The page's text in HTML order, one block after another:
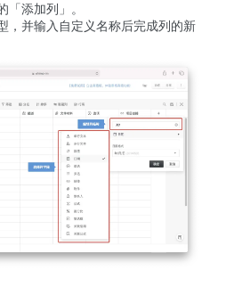
「添加列」。
，并输入自定义名称后完成列的新